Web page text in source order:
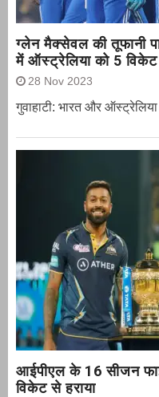
ग्‍लेन मैक्‍सेवल की तूफानी
में ऑस्ट्रेलिया को 5
28 Nov 2023
गुवाहाटी: भारत और
आईपीएल के 16 सीजन
विकेट से हराया